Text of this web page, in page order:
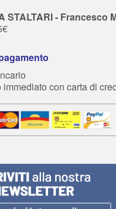
STALTARI - Francesco
€
con carta di